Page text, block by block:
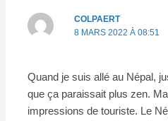
COLPAERT
8 MARS 2022 À 08:51
Quand je suis allé au Népal,
que ça paraissait plus zen.
impressions de touriste. Le